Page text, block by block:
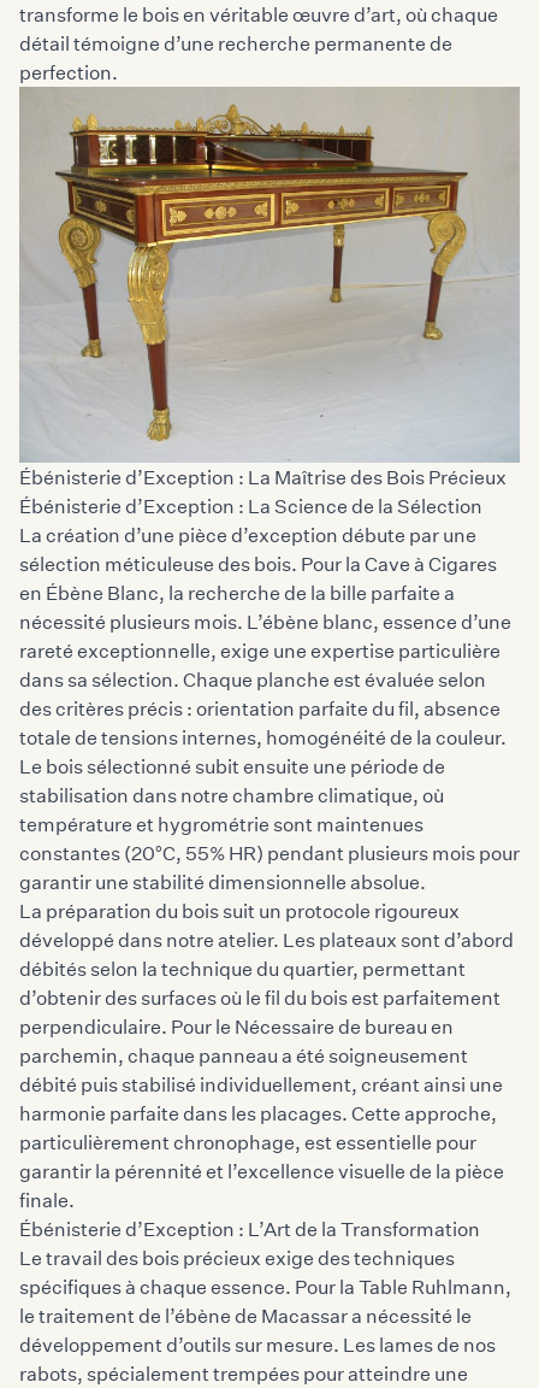
transforme le bois en véritable œuvre d’art, où chaque
détail témoigne d’une recherche permanente de
perfection.
Ébénisterie d’Exception : La Maîtrise des Bois Précieux
Ébénisterie d’Exception : La Science de la Sélection
La création d’une pièce d’exception débute par une
sélection méticuleuse des bois. Pour la Cave à Cigares
en Ébène Blanc, la recherche de la bille parfaite a
nécessité plusieurs mois. L’ébène blanc, essence d’une
rareté exceptionnelle, exige une expertise particulière
dans sa sélection. Chaque planche est évaluée selon
des critères précis : orientation parfaite du fil, absence
totale de tensions internes, homogénéité de la couleur.
Le bois sélectionné subit ensuite une période de
stabilisation dans notre chambre climatique, où
température et hygrométrie sont maintenues
constantes (20°C, 55% HR) pendant plusieurs mois pour
garantir une stabilité dimensionnelle absolue.
La préparation du bois suit un protocole rigoureux
développé dans notre atelier. Les plateaux sont d’abord
débités selon la technique du quartier, permettant
d’obtenir des surfaces où le fil du bois est parfaitement
perpendiculaire. Pour le Nécessaire de bureau en
parchemin, chaque panneau a été soigneusement
débité puis stabilisé individuellement, créant ainsi une
harmonie parfaite dans les placages. Cette approche,
particulièrement chronophage, est essentielle pour
garantir la pérennité et l’excellence visuelle de la pièce
finale.
Ébénisterie d’Exception : L’Art de la Transformation
Le travail des bois précieux exige des techniques
spécifiques à chaque essence. Pour la Table Ruhlmann,
le traitement de l’ébène de Macassar a nécessité le
développement d’outils sur mesure. Les lames de nos
rabots, spécialement trempées pour atteindre une